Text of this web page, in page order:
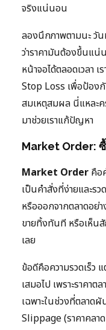
จริงแน่นอน
ลองนึกภาพตามนะ วัน
ว่าราคามันต้องขึ้นแน่
หน้าจอได้ตลอดเวลา เ
Stop Loss เพื่อป้องกั
สมเหตุสมผล นี่แหละ
มาช่วยเราแก้ปัญหา
Market Order:
Market Order คือ
เป็นคำสั่งที่ง่ายและรว
หรือออกจากตลาดอย่า
ขายทิ้งทันที หรือเห็น
เลย
ข้อดีคือความรวดเร็ว
เสมอไป เพราะราคา
เฉพาะในช่วงที่ตลาด
Slippage (ราคาคลา